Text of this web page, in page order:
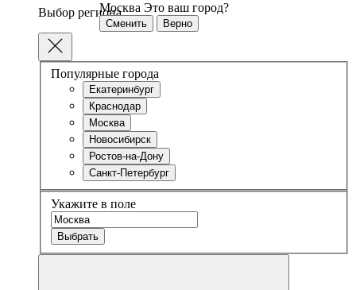
Выбор региона
Популярные города
Екатеринбург
Краснодар
Москва
Новосибирск
Ростов-на-Дону
Санкт-Петербург
Укажите в поле
Выбрать
Москва Это ваш город?
Сменить Верно